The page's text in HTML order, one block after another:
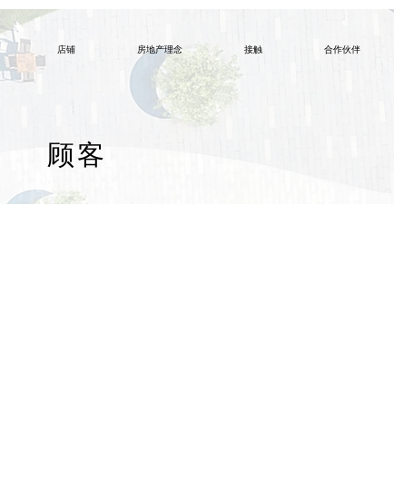
店铺 房地产理念 接触 合作伙伴
顾客